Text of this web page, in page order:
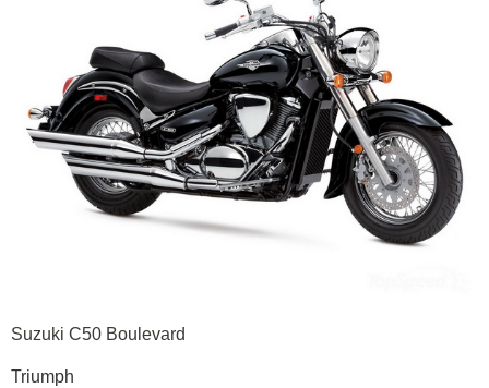
Suzuki C50 Boulevard
Triumph